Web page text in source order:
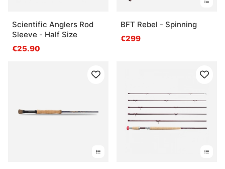
Scientific Anglers Rod
Sleeve - Half Size
€25.90
BFT Rebel - Spinning
€299